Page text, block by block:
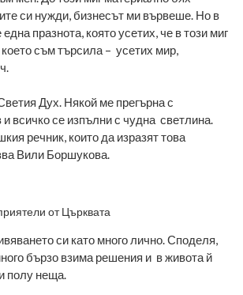
си нужди, бизнесът ми вървеше. Но в
празнота, която усетих, че в този миг
съм търсила – усетих мир,
Дух. Някой ме прегърна с
всичко се изпълни с чудна светлина.
речник, които да изразят това
Вили Боршукова.
от Църквата
си като много лично. Споделя,
бързо взима решения и в живота й
полу неща.